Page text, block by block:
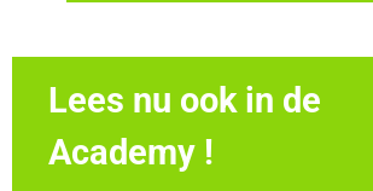
Lees nu ook in de
Academy !